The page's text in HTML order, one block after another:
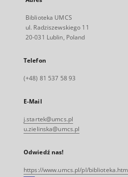
Biblioteka UMCS
ul. Radziszewskiego 11
20-031 Lublin, Poland
Telefon
(+48) 81 537 58 93
E-Mail
j.startek@umcs.pl
u.zielinska@umcs.pl
Odwiedź nas!
https://www.umcs.pl/pl/biblioteka.htm